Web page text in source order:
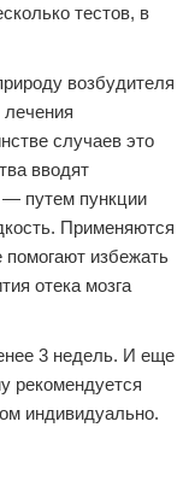
тестов, в
возбудителя
случаев это
вводят
путем пункции
Применяются
помогают избежать
отека мозга
3 недель. И еще
рекомендуется
индивидуально.